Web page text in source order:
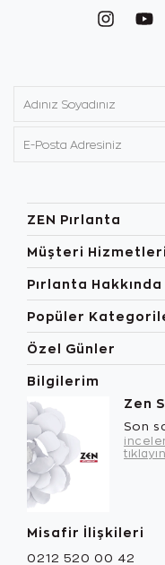
ZEN Pırlanta
Müşteri Hizmetleri
Pırlanta Hakkında
Popüler
Özel Günler
Bilgilerim
Zen
Son
Misafir İlişkileri
0212 520 00 42